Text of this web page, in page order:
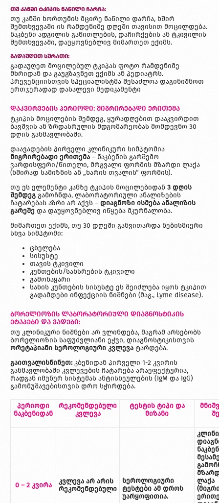
ᲗᲣ ᲙᲐᲜᲨᲘ ᲢᲙᲘᲞᲘᲡ ᲜᲐᲬᲘᲚᲘ ᲩᲐᲠᲩᲐ:
თუ კანში ხორთუმის მცირე ნაწილი დარჩა, ხშირ
შემთხვევაში ის რამდენიმე დღეში თავისით მოცილდება.
ნაკბენი ადგილის გაწითლების, დაჩირქების ან ტკივილის
შემთხვევაში, დაუყოვნებლივ მიმართეთ ექიმს.
ᲒᲐᲓᲐᲣᲦᲔᲗ ᲡᲣᲠᲐᲗᲘ:
გადაუღეთ მოცილებულ ტკიპას ფოტო რამდენიმე
მხრიდან და გაუგზავნეთ ექიმს ან პედიატრს.
პრევენციისთვის სპეციალისტმა შესაძლოა დაგინიშნოთ
ერთჯერადად დასალევი მედიკამენტი
დაკვირვების პერიოდი: მიგრირებადი ერითემა
ტკიპის მოცილების შემდეგ, ყურადღებით დააკვირდით
ბავშვის ან ზრდასრულის მდგომარეობას მომდევნო 30
დღის განმავლობაში.
დაავადების პირველი კლინიკური სიმპტომია
მიგრირებადიერითემა – ნაკბენის გარშემო
ვარდისფერი/წითელი, მრგვალი ფორმის მზარდი ლაქა
(ხშირად სამიზნის ან „ხარის თვალის“ ფორმის).
თუ ეს ელემენტი კანზე ტკიპის მოცილებიდან3 დღის
შემდეგ გამოჩნდა, ლაბორატორიული ანალიზების
ჩატარებას აზრი არ აქვს –დიაგნოზიისმებაანალიზის
გარეშე და დაუყოვნებლივ იწყება მკურნალობა.
მიმართეთ ექიმს, თუ 30 დღეში განვითარდა ნებისმიერი
სხვა სიმპტომი:
ცხელება
სისუსტე
თავის ტკივილი
კუნთების/სახსრების ტკივილი
გამონაყარი
სახის კუნთების სისუსტე ეს შეიძლება იყოს ტკიპით
გადამდები ინფექციის ნიშნები (მაგ., Lyme disease).
ბორელიოზის ლაბორატორიული დიაგნოსტიკის
ეტაპები და ვადები:
თუ კლინიკური ნიშნები არ ვლინდება, მაგრამ არსებობს
ბორელიოზის საფუძვლიანი ეჭვი, დიაგნოსტიკისთვის
ორეტაპიანი სეროლოგიური კვლევა ტარდება.
გაითვალისწინეთ:კბენიდან პირველი 1-2 კვირის
განმავლობაში კვლევების ჩატარება არაეფექტურია,
რადგან იმუნურ სისტემას ანტისხეულების (IgM და IgG)
გამომუშავებისთვის დრო სჭირდება.
პერიოდი
ნაკბენიდან
რეკომენდებული
კვლევა
ტესტის ტიპი და
მიზანი
0 – 2 კვირა
კვლევა არ არის
რეკომენდებული
სეროლოგიური
ტესტები ამ დროს
უარყოფითია.
ლაქა